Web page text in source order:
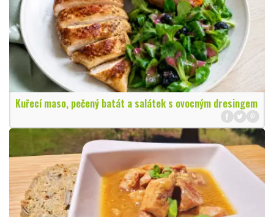
Kuřecí maso, pečený batát a salátek s ovocným dresingem